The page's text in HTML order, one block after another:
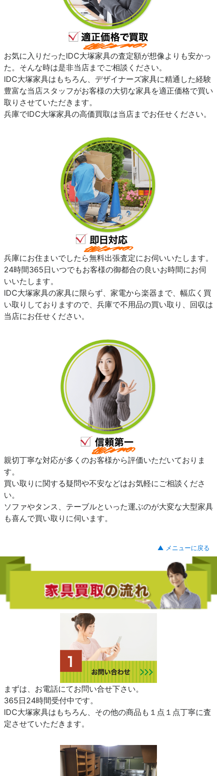
お気に入りだったIDC大塚家具の査定額が想像よりも安かっ
た。そんな時は是非当店までご相談ください。
IDC大塚家具はもちろん、デザイナーズ家具に精通した経験
豊富な当店スタッフがお客様の大切な家具を適正価格で買い
取りさせていただきます。
兵庫でIDC大塚家具の高価買取は当店までお任せください。
兵庫にお住まいでしたら無料出張査定にお伺いいたします。
24時間365日いつでもお客様の御都合の良いお時間にお伺
いいたします。
IDC大塚家具の家具に限らず、家電から楽器まで、幅広く買
い取りしておりますので、兵庫で不用品の買い取り、回収は
当店にお任せください。
親切丁寧な対応が多くのお客様から評価いただいておりま
す。
買い取りに関する疑問や不安などはお気軽にご相談くださ
い。
ソファやタンス、テーブルといった運ぶのが大変な大型家具
も喜んで買い取りに伺います。
▲ メニューに戻る
まずは、お電話にてお問い合せ下さい。
365日24時間受付中です。
IDC大塚家具はもちろん、その他の商品も１点１点丁寧に査
定させていただきます。